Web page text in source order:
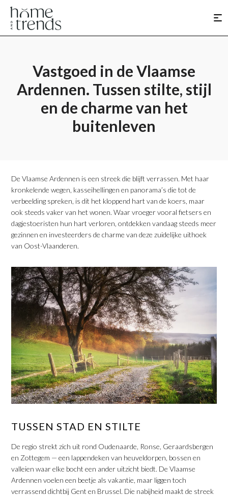
Vastgoed in de Vlaamse
Ardennen. Tussen stilte, stijl
en de charme van het
buitenleven
​De Vlaamse Ardennen is een streek die blijft verrassen. Met haar
kronkelende wegen, kasseihellingen en panorama’s die tot de
verbeelding spreken, is dit het kloppend hart van de koers, maar
ook steeds vaker van het wonen. Waar vroeger vooral fietsers en
dagjestoeristen hun hart verloren, ontdekken vandaag steeds meer
gezinnen en investeerders de charme van deze zuidelijke uithoek
van Oost-Vlaanderen.
​TUSSEN STAD EN STILTE
De regio strekt zich uit rond Oudenaarde, Ronse, Geraardsbergen
en Zottegem — een lappendeken van heuveldorpen, bossen en
valleien waar elke bocht een ander uitzicht biedt. De Vlaamse
Ardennen voelen een beetje als vakantie, maar liggen toch
verrassend dichtbij Gent en Brussel. Die nabijheid maakt de streek